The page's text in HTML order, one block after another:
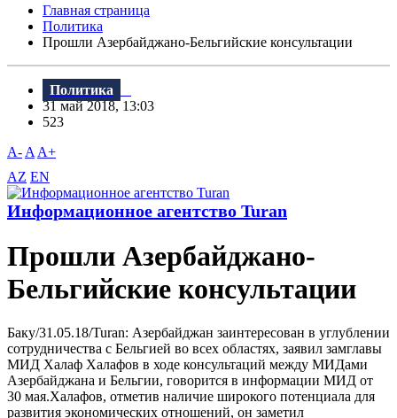
Главная страница
Политика
Прошли Азербайджано-Бельгийские консультации
Политика
31 май 2018, 13:03
523
A- A A+
AZ EN
Информационное агентство Turan
Прошли Азербайджано-
Бельгийские консультации
Баку/31.05.18/Turan: Азербайджан заинтересован в углублении
сотрудничества с Бельгией во всех областях, заявил замглавы
МИД Халаф Халафов в ходе консультаций между МИДами
Азербайджана и Бельгии, говорится в информации МИД от
30 мая.Халафов, отметив наличие широкого потенциала для
развития экономических отношений, он заметил